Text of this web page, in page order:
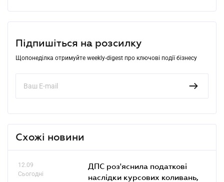
Підпишіться на розсилку
Щопонеділка отримуйте weekly-digest про ключові події бізнесу
Схожі новини
12.09
Сьогодні
ДПС роз'яснила податкові
наслідки курсових коливань,